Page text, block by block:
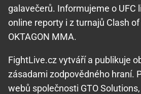
galavečerů. Informujeme o UFC
online reporty i z turnajů Clash
OKTAGON MMA.
FightLive.cz vytváří a publikuje
zásadami zodpovědného hraní.
webů společnosti GTO